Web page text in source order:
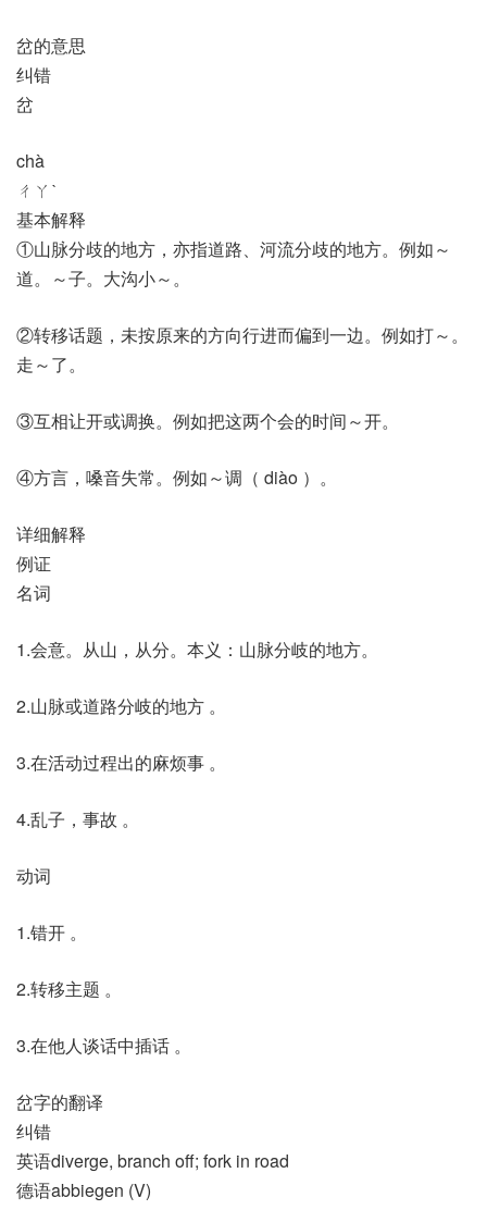
岔的意思
纠错
岔
chà
ㄔㄚˋ
基本解释
①山脉分歧的地方，亦指道路、河流分歧的地方。例如～
道。～子。大沟小～。
②转移话题，未按原来的方向行进而偏到一边。例如打～。
走～了。
③互相让开或调换。例如把这两个会的时间～开。
④方言，嗓音失常。例如～调（ diào ）。
详细解释
例证
名词
1.会意。从山，从分。本义：山脉分岐的地方。
2.山脉或道路分岐的地方 。
3.在活动过程出的麻烦事 。
4.乱子，事故 。
动词
1.错开 。
2.转移主题 。
3.在他人谈话中插话 。
岔字的翻译
纠错
英语diverge, branch off; fork in road
德语abbiegen (V)